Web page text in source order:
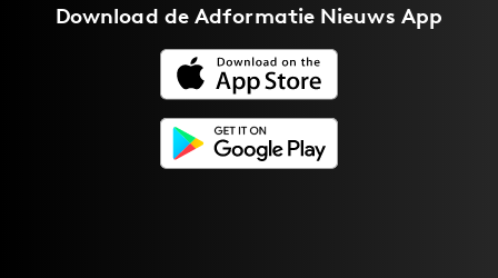
Download deAdformatie Nieuws App